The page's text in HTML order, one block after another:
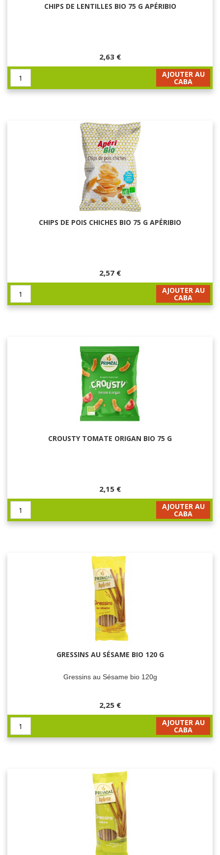
CHIPS DE LENTILLES BIO 75 G APÉRIBIO
2,63 €
AJOUTER AU
CABA
CHIPS DE POIS CHICHES BIO 75 G APÉRIBIO
2,57 €
AJOUTER AU
CABA
CROUSTY TOMATE ORIGAN BIO 75 G
2,15 €
AJOUTER AU
CABA
GRESSINS AU SÉSAME BIO 120 G
Gressins au Sésame bio 120g
2,25 €
AJOUTER AU
CABA